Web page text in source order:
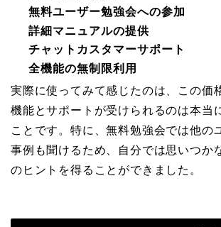
無料ユーザー勉強会への参加
詳細マニュアルの提供
チャットカスタマーサポート
全機能の無制限利用
実際に使ってみて感じたのは、この価
機能とサポートが受けられるのは本当
ことです。特に、無料勉強会では他の
事例も聞けるため、自分では思いつか
のヒントを得ることができました。